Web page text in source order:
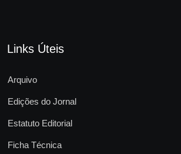
Links Úteis
Arquivo
Edições do Jornal
Estatuto Editorial
Ficha Técnica